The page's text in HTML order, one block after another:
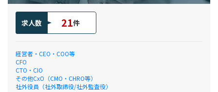
求人数 21件
経営者・CEO・COO等
CFO
CTO・CIO
その他CxO（CMO・CHRO等）
社外役員（社外取締役/社外監査役）